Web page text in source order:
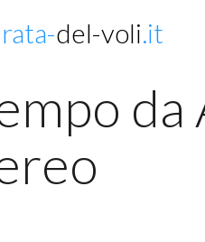
del-voli.it
da